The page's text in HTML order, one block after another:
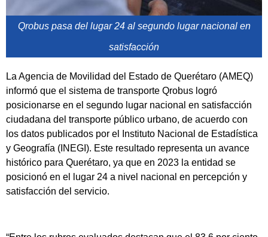
Qrobus pasa del lugar 24 al segundo lugar nacional en
satisfacción
La Agencia de Movilidad del Estado de Querétaro (AMEQ)
informó que el sistema de transporte Qrobus logró
posicionarse en el segundo lugar nacional en satisfacción
ciudadana del transporte público urbano, de acuerdo con
los datos publicados por el Instituto Nacional de Estadística
y Geografía (INEGI). Este resultado representa un avance
histórico para Querétaro, ya que en 2023 la entidad se
posicionó en el lugar 24 a nivel nacional en percepción y
satisfacción del servicio.